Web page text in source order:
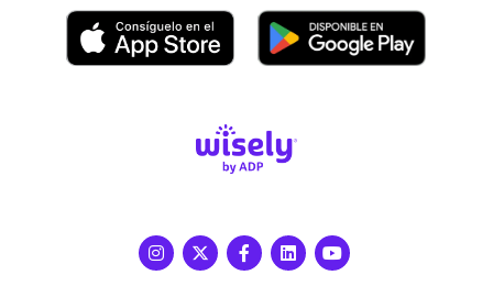
Instagram
X Facebook
LinkedIn
Youtube